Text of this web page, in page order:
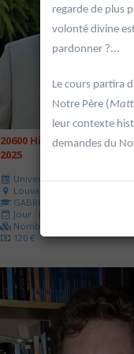
20600 Histoire de
2025
Université d'été 2026
Louvain-la-Neuve
GABRIEL Vincent
Jour : Lu-Ma-Me-Je-Ve 10:30-
Nombre de séances : 5
120 €
regarde de plus
volonté divine
pardonner ?...
Le cours partira
Notre Père (
leur contexte
demandes du